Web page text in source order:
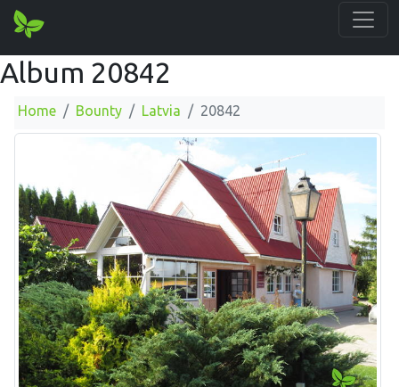
Album 20842
Home Bounty Latvia 20842